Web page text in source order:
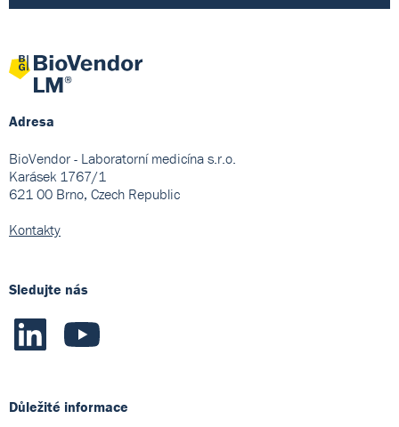
Adresa
BioVendor - Laboratorní medicína s.r.o.
Karásek 1767/1
621 00 Brno, Czech Republic
Kontakty
Sledujte nás
Důležité informace